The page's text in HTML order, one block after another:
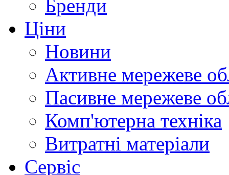
Бренди
Ціни
Новини
Активне мережеве
Пасивне мережеве
Комп'ютерна техніка
Витратні матеріали
Сервіс